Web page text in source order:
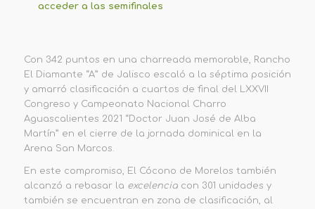
acceder a las semifinales
Con 342 puntos en una charreada memorable, Rancho
El Diamante “A” de Jalisco escaló a la séptima posición
y amarró clasificación a cuartos de final del LXXVII
Congreso y Campeonato Nacional Charro
Aguascalientes 2021 “Doctor Juan José de Alba
Martín” en el cierre de la jornada dominical en la
Arena San Marcos.
En este compromiso, El Cócono de Morelos también
alcanzó a rebasar la excelencia con 301 unidades y
también se encuentran en zona de clasificación, al